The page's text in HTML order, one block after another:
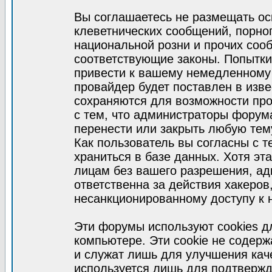
Вы соглашаетесь не размещать
клеветнических сообщений,
национальной розни и прочих
соответствующие законы.
привести к вашему
провайдер будет поставлен в
сохраняются для возможности
с тем, что администраторы
перенести или закрыть любую
Как пользователь вы согласны с
храниться в базе данных. Хотя
лицам без вашего разрешения,
ответственна за действия
несанкционированному доступу к
Эти форумы используют cookies
компьютере. Эти cookie не
и служат лишь для улучшения
используется лишь для